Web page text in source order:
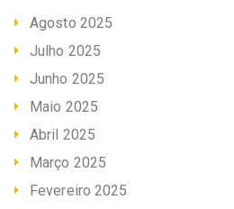
Agosto 2025
Julho 2025
Junho 2025
Maio 2025
Abril 2025
Março 2025
Fevereiro 2025